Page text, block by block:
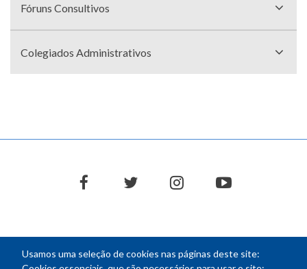
Usamos uma seleção de cookies nas páginas deste site:
Fóruns Consultivos
Colegiados Administrativos
facebooktwitter instagramyoutube